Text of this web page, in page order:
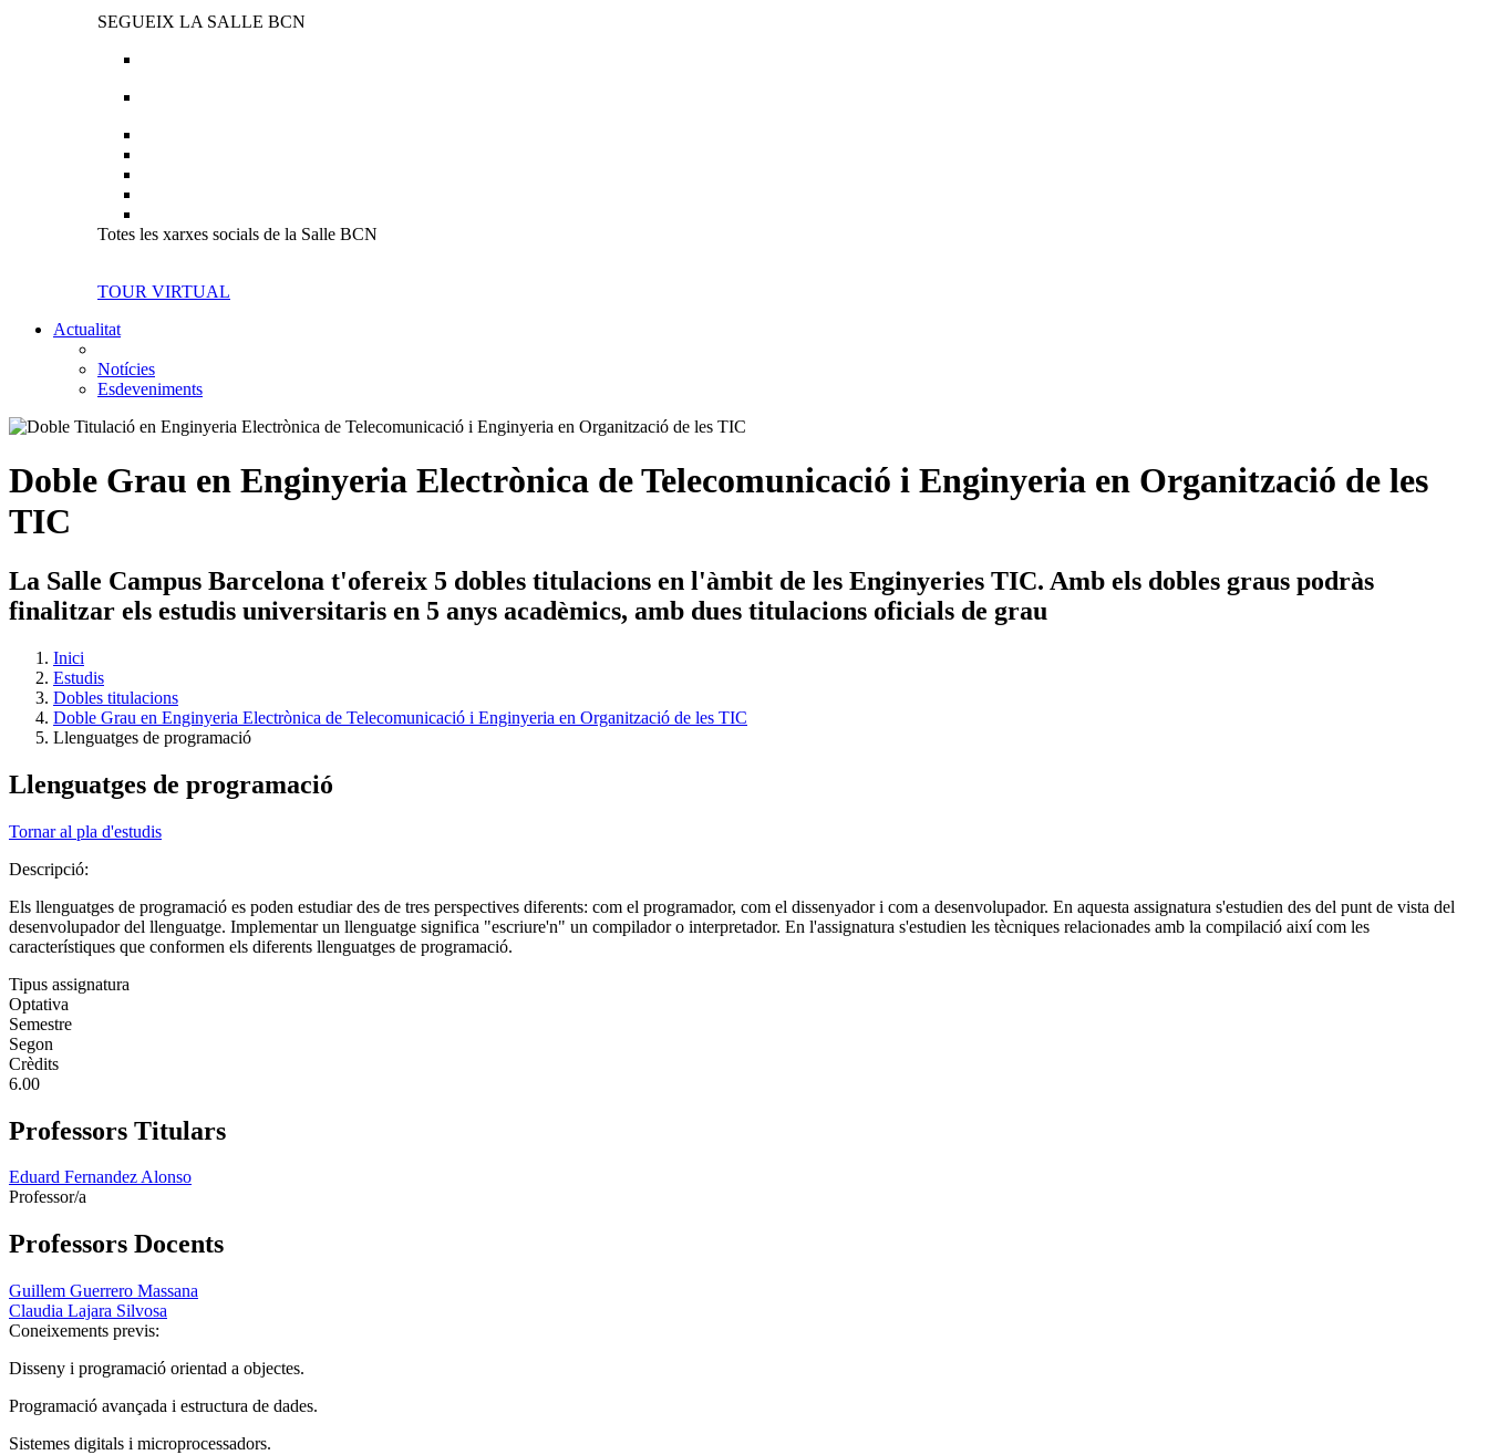
SEGUEIX LA SALLE BCN
Totes les xarxes socials de la Salle BCN
TOUR VIRTUAL
Actualitat
Notícies
Esdeveniments
Doble Grau en Enginyeria Electrònica de Telecomunicació i Enginyeria en Organització de les
TIC
La Salle Campus Barcelona t'ofereix 5 dobles titulacions en l'àmbit de les Enginyeries TIC. Amb els dobles graus podràs
finalitzar els estudis universitaris en 5 anys acadèmics, amb dues titulacions oficials de grau
Inici
Estudis
Dobles titulacions
Doble Grau en Enginyeria Electrònica de Telecomunicació i Enginyeria en Organització de les TIC
Llenguatges de programació
Llenguatges de programació
Tornar al pla d'estudis
Descripció:
Els llenguatges de programació es poden estudiar des de tres perspectives diferents: com el programador, com el dissenyador i com a desenvolupador. En aquesta assignatura s'estudien des del punt de vista del
desenvolupador del llenguatge. Implementar un llenguatge significa "escriure'n" un compilador o interpretador. En l'assignatura s'estudien les tècniques relacionades amb la compilació així com les
característiques que conformen els diferents llenguatges de programació.
Tipus assignatura
Optativa
Semestre
Segon
Crèdits
6.00
Professors Titulars
Eduard Fernandez Alonso
Professor/a
Professors Docents
Guillem Guerrero Massana
Claudia Lajara Silvosa
Coneixements previs:
Disseny i programació orientad a objectes.
Programació avançada i estructura de dades.
Sistemes digitals i microprocessadors.